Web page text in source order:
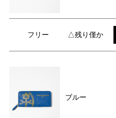
フリー △残り僅か
ブルー